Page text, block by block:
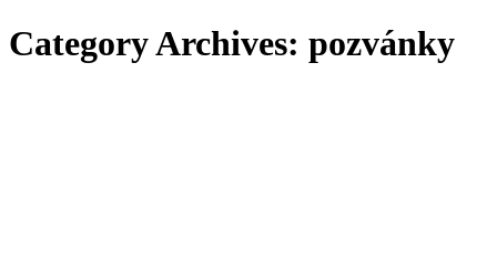
Category Archives: pozvánky